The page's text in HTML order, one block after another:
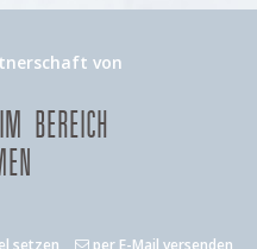
von
BEREICH
setzen per E-Mail versenden